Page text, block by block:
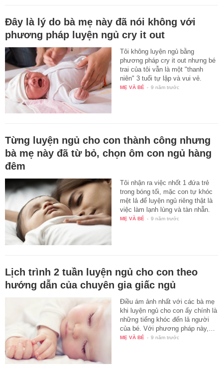
Đây là lý do bà mẹ này đã nói không với
phương pháp luyện ngủ cry it out
Tôi không luyện ngủ bằng
phương pháp cry it out nhưng bé
trai của tôi vẫn là một "thanh
niên" 3 tuổi tự lập và vui vẻ.
MẸ VÀ BÉ - 9 năm trước
Từng luyện ngủ cho con thành công nhưng
bà mẹ này đã từ bỏ, chọn ôm con ngủ hàng
đêm
Tôi nhận ra việc nhốt 1 đứa trẻ
trong bóng tối, mặc con tự khóc
mệt lả để luyện ngủ riêng thật là
việc làm lạnh lùng và tàn nhẫn.
MẸ VÀ BÉ - 9 năm trước
Lịch trình 2 tuần luyện ngủ cho con theo
hướng dẫn của chuyên gia giấc ngủ
Điều ám ảnh nhất với các bà mẹ
khi luyện ngủ cho con ấy chính là
những tiếng khóc đến lả người
của bé. Với phương pháp này,…
MẸ VÀ BÉ - 9 năm trước